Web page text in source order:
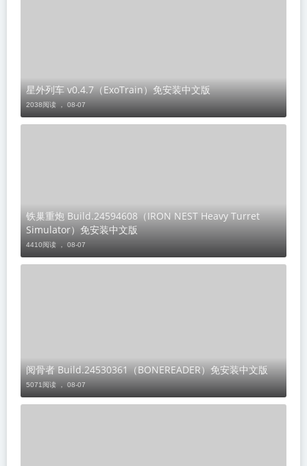
星外列车 v0.4.7（ExoTrain）免安装中文版
2038阅读 ， 08-07
铁巢重炮 Build.24594608（IRON NEST Heavy Turret
Simulator）免安装中文版
4410阅读 ， 08-07
阅骨者 Build.24530361（BONEREADER）免安装中文版
5071阅读 ， 08-07